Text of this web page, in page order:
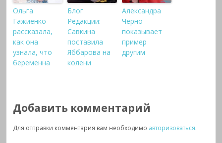
Ольга
Гажиенко
рассказала,
как она
узнала, что
беременна
Блог
Редакции:
Савкина
поставила
Яббарова на
колени
Александра
Черно
показывает
пример
другим
Добавить комментарий
Для отправки комментария вам необходимо авторизоваться.